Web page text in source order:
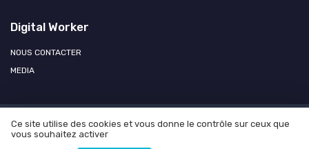
Digital Worker
NOUS CONTACTER
MEDIA
Mentions légales Politique de confidentialité
Agence OPEN
Ce site utilise des cookies et vous donne le contrôle sur ceux que
vous souhaitez activer